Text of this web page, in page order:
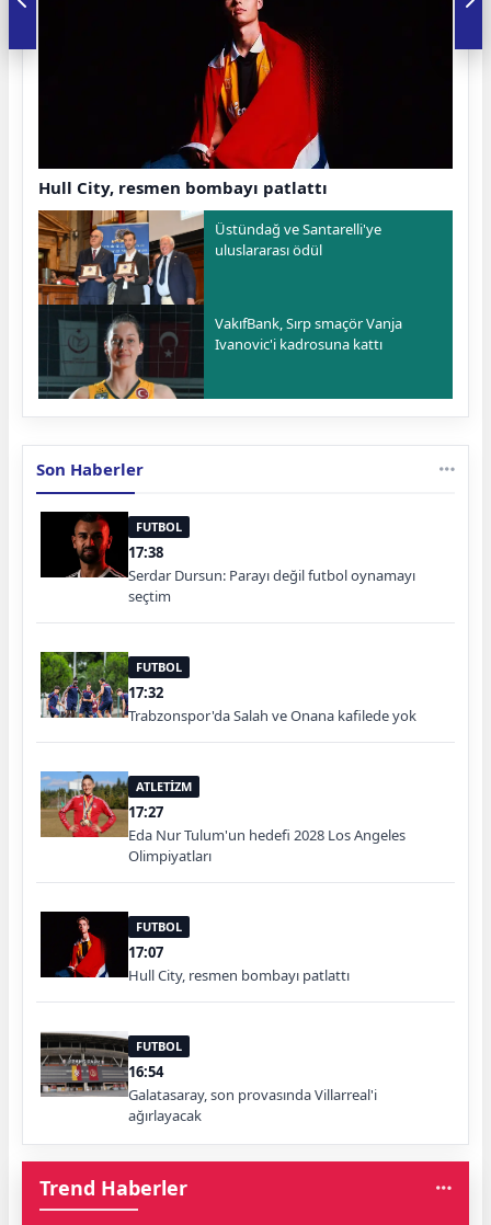
Hull City, resmen bombayı patlattı
Üstündağ ve Santarelli'ye
uluslararası ödül
VakıfBank, Sırp smaçör Vanja
Ivanovic'i kadrosuna kattı
Son Haberler
FUTBOL
17:38
Serdar Dursun: Parayı değil futbol oynamayı
seçtim
FUTBOL
17:32
Trabzonspor'da Salah ve Onana kafilede yok
ATLETİZM
17:27
Eda Nur Tulum'un hedefi 2028 Los Angeles
Olimpiyatları
FUTBOL
17:07
Hull City, resmen bombayı patlattı
FUTBOL
16:54
Galatasaray, son provasında Villarreal'i
ağırlayacak
Trend Haberler